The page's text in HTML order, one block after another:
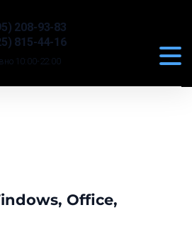
208-93-83
815-44-16
10:00-22:00
Office,